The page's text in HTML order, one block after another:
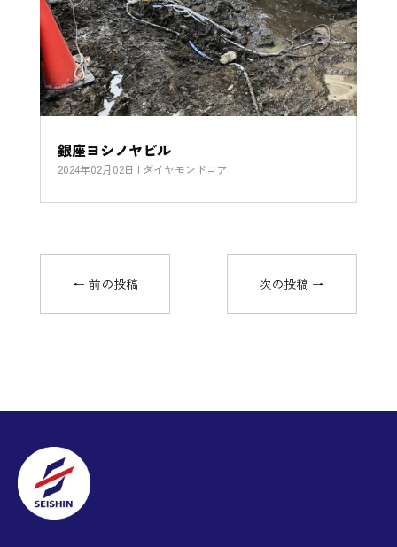
銀座ヨシノヤビル
2024年02月02日 | ダイヤモンドコア
← 前の投稿 次の投稿 →